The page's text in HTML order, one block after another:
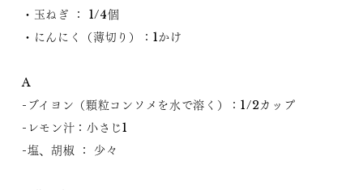
・玉ねぎ ： 1/4個
・にんにく（薄切り）：1かけ
A
-ブイヨン（顆粒コンソメを水で溶く）：1/2カップ
-レモン汁：小さじ1
-塩、胡椒 ： 少々